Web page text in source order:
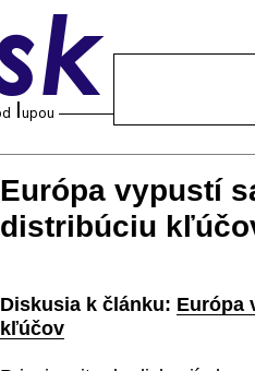
Európa vypustí
distribúciu
Diskusia k článku: Európa
kľúčov